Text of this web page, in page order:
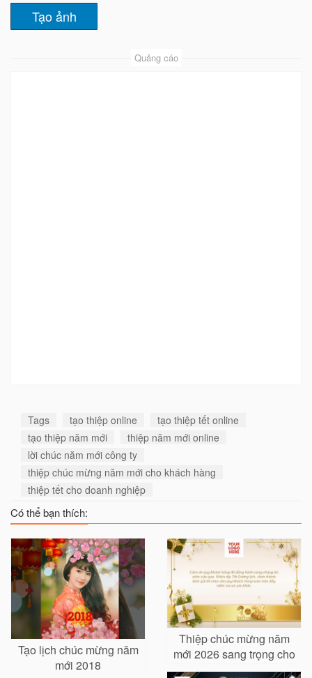
Quảng cáo
Tags tạo thiệp online
tạo thiệp tết online
tạo thiệp năm mới
thiệp năm mới online
lời chúc năm mới công ty
thiệp chúc mừng năm mới cho khách hàng
thiệp tết cho doanh nghiệp
Có thể bạn thích:
Tạo lịch chúc mừng năm
mới 2018
Thiệp chúc mừng năm
mới 2026 sang trọng cho
khách hàng